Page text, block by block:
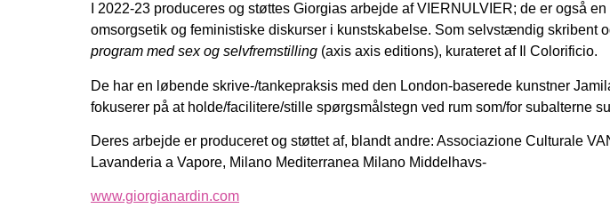
I 2022-23 produceres og støttes Giorgias arbejde af VIERNULVIER; de er også
omsorgsetik og feministiske diskurser i kunstskabelse. Som selvstændig skribent
program med sex og selvfremstilling (axis axis editions), kurateret af Il Colorificio.
De har en løbende skrive-/tankepraksis med den London-baserede kunstner
fokuserer på at holde/facilitere/stille spørgsmålstegn ved rum som/for subalterne
Deres arbejde er produceret og støttet af, blandt andre: Associazione Culturale
Lavanderia a Vapore, Milano Mediterranea Milano Middelhavs-
www.giorgianardin.com